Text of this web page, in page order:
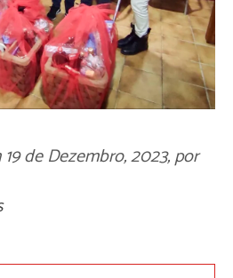
19 de Dezembro, 2023, por